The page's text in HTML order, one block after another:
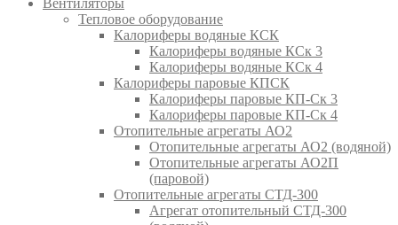
Вентиляторы
Тепловое оборудование
Калориферы водяные КСК
Калориферы водяные КСк 3
Калориферы водяные КСк 4
Калориферы паровые КПСК
Калориферы паровые КП-Ск 3
Калориферы паровые КП-Ск 4
Отопительные агрегаты АО2
Отопительные агрегаты АО2 (водяной)
Отопительные агрегаты АО2П
(паровой)
Отопительные агрегаты СТД-300
Агрегат отопительный СТД-300